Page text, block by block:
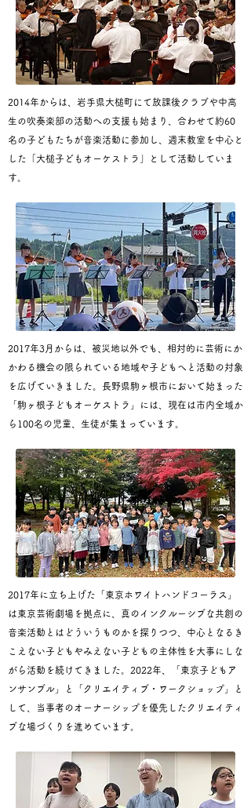
2014年からは、岩手県大槌町にて放課後クラブや中高
生の吹奏楽部の活動への支援も始まり、合わせて約60
名の子どもたちが音楽活動に参加し、週末教室を中心と
した「大槌子どもオーケストラ」として活動していま
す。
2017年3月からは、被災地以外でも、相対的に芸術にか
かわる機会の限られている地域や子どもへと活動の対象
を広げていきました。長野県駒ヶ根市において始まった
「駒ヶ根子どもオーケストラ」
には、現在は市内全域か
ら100名の児童、生徒が集まっています。
2017年に立ち上げた「東京ホワイトハンドコーラス」
は東京芸術劇場を拠点に、真のインクルーシブな共創の
音楽活動とはどういうものかを探りつつ、中心となるき
こえない子どもやみえない子どもの主体性を大事にしな
がら活動を続けてきました。2022年、「東京子どもア
ンサンブル」と「クリエイティブ・ワークショップ」と
して、当事者のオーナーシップを優先したクリエイティ
ブな場づくりを進めています。